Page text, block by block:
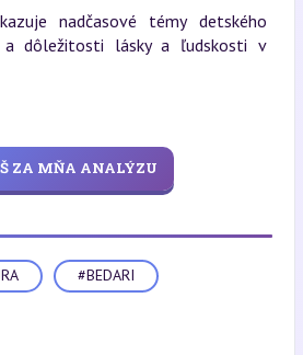
nadčasové témy detského
a dôležitosti lásky a ľudskosti v
ZA MŇA ANALÝZU
#BEDARI